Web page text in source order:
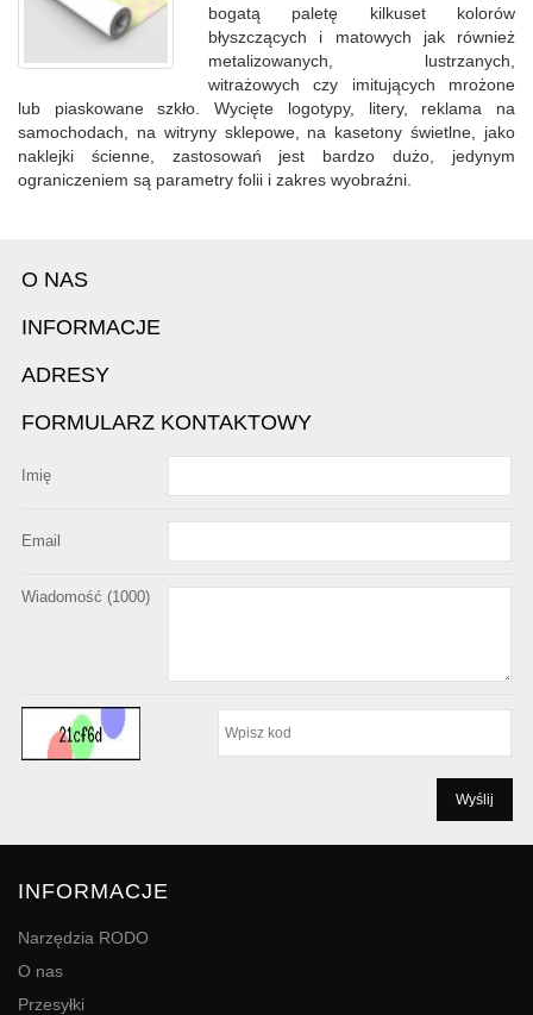
bogatą paletę kilkuset kolorów
błyszczących i matowych jak również
metalizowanych, lustrzanych,
witrażowych czy imitujących mrożone
lub piaskowane szkło. Wycięte logotypy, litery, reklama na
samochodach, na witryny sklepowe, na kasetony świetlne, jako
naklejki ścienne, zastosowań jest bardzo dużo, jedynym
ograniczeniem są parametry folii i zakres wyobraźni.
O NAS
INFORMACJE
ADRESY
FORMULARZ KONTAKTOWY
Imię
Email
Wiadomość (1000)
INFORMACJE
Narzędzia RODO
O nas
Przesyłki